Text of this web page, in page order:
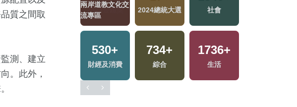
質之間取
測、建立
。此外，
統大選 2023金鐘獎 美食